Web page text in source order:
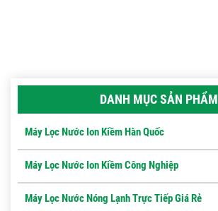
DANH MỤC SẢN PHẨM
Máy Lọc Nước Ion Kiềm Hàn Quốc
Máy Lọc Nước Ion Kiềm Công Nghiệp
Máy Lọc Nước Nóng Lạnh Trực Tiếp Giá Rẻ